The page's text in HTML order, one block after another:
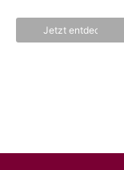
Jetzt entdecken